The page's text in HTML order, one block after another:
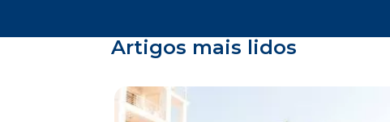
Artigos mais lidos